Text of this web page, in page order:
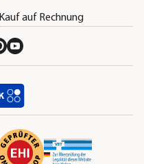
Kauf auf Rechnung